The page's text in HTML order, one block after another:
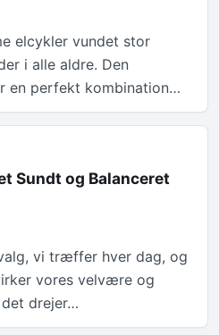
elcykler vundet stor
i alle aldre. Den
en perfekt kombination…
Sundt og Balanceret
vi træffer hver dag, og
vores velvære og
drejer…